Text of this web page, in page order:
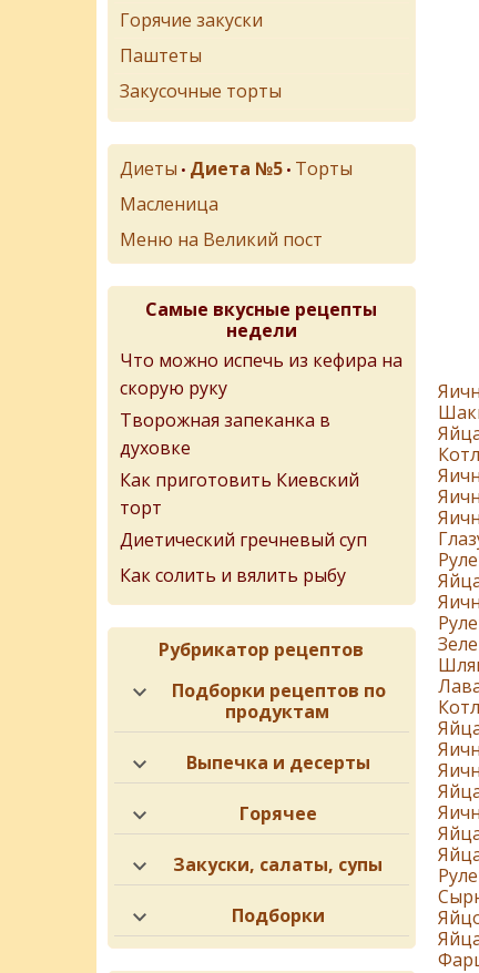
Горячие закуски
Паштеты
Закусочные торты
Диеты • Диета №5 • Торты
Масленица
Меню на Великий пост
Самые вкусные рецепты
недели
Что можно испечь из кефира на
скорую руку
Творожная запеканка в
духовке
Как приготовить Киевский
торт
Диетический гречневый суп
Как солить и вялить рыбу
Рубрикатор рецептов
Подборки рецептов по
продуктам
Выпечка и десерты
Горячее
Закуски, салаты, супы
Подборки